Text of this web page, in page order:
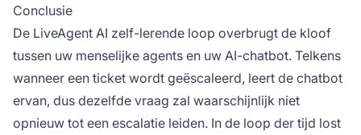
Conclusie
De LiveAgent AI zelf-lerende loop overbrugt de kloof
tussen uw menselijke agents en uw AI-chatbot. Telkens
wanneer een ticket wordt geëscaleerd, leert de chatbot
ervan, dus dezelfde vraag zal waarschijnlijk niet
opnieuw tot een escalatie leiden. In de loop der tijd lost